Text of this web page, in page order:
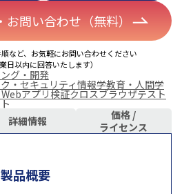
問い合わせ（無料）
など、お気軽にお問い合わせください
日以内に回答いたします）
グ・開発
・セキュリティ情報学教育・人間学
Webアプリ検証クロスブラウザテスト
詳細情報
価格 /
ライセンス
品概要